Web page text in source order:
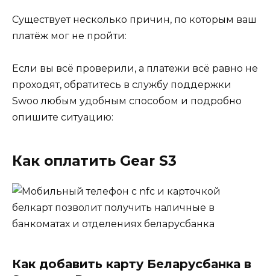
Существует несколько причин, по которым ваш
платёж мог не пройти:
Если вы всё проверили, а платежи всё равно не
проходят, обратитесь в службу поддержки
Swoo любым удобным способом и подробно
опишите ситуацию:
Как оплатить Gear S3
Как добавить карту Беларусбанка в